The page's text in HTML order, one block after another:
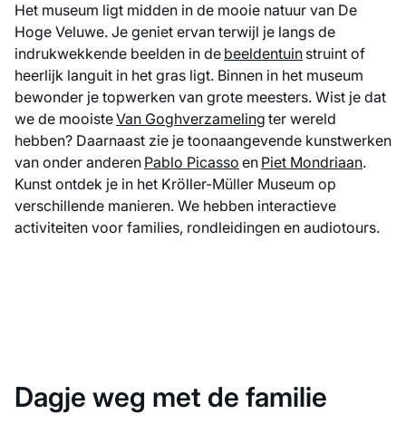
Het museum ligt midden in de mooie natuur van De
Hoge Veluwe. Je geniet ervan terwijl je langs de
indrukwekkende beelden in de beeldentuin struint of
heerlijk languit in het gras ligt. Binnen in het museum
bewonder je topwerken van grote meesters. Wist je dat
we de mooisteVan Goghverzameling ter wereld
hebben? Daarnaast zie je toonaangevende kunstwerken
van onder anderen Pablo Picasso en Piet Mondriaan.
Kunst ontdek je in het Kröller-Müller Museum op
verschillende manieren. We hebben interactieve
activiteiten voor families, rondleidingen en audiotours.
Dagje weg met de familie